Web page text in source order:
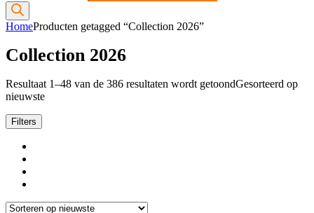
HomeProducten getagged “Collection 2026”
Collection 2026
Resultaat 1–48 van de 386 resultaten wordt getoondGesorteerd op
nieuwste
Filters